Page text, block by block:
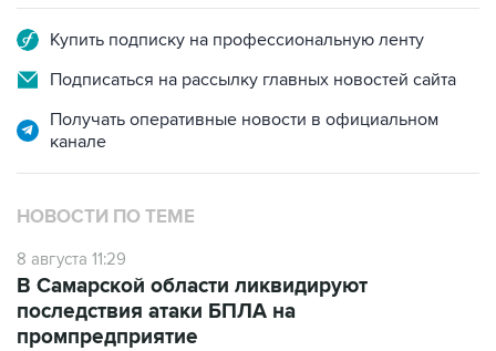
Купить подписку на профессиональную ленту
Подписаться на рассылку главных новостей сайта
Получать оперативные новости в официальном
канале
НОВОСТИ ПО ТЕМЕ
8 августа 11:29
В Самарской области ликвидируют
последствия атаки БПЛА на
промпредприятие